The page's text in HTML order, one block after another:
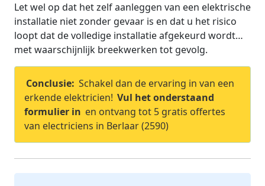
Let wel op dat het zelf aanleggen van een elektrische
installatie niet zonder gevaar is en dat u het risico
loopt dat de volledige installatie afgekeurd wordt…
met waarschijnlijk breekwerken tot gevolg.
Conclusie: Schakel dan de ervaring in van een
erkende elektricien! Vul het onderstaand
formulier in en ontvang tot 5 gratis offertes
van electriciens in Berlaar (2590)